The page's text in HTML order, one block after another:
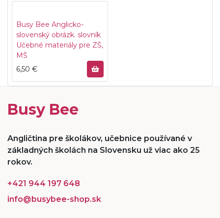
Busy Bee Anglicko-
slovenský obrázk. slovník
Učebné materiály pre ZŠ,
MŠ
6,50 €
Busy Bee
Angličtina pre školákov, učebnice používané v
základných školách na Slovensku už viac ako 25
rokov.
+421 944 197 648
info@busybee-shop.sk